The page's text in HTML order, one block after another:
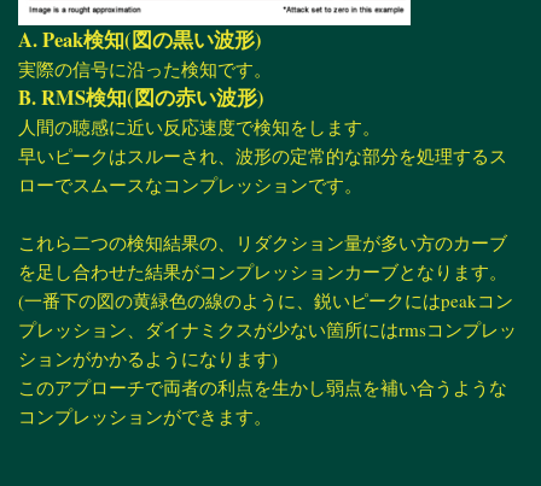
A. Peak検知(図の黒い波形)
実際の信号に沿った検知です。
B. RMS検知(図の赤い波形)
人間の聴感に近い反応速度で検知をします。
早いピークはスルーされ、波形の定常的な部分を処理するス
ローでスムースなコンプレッションです。
これら二つの検知結果の、リダクション量が多い方のカーブ
を足し合わせた結果がコンプレッションカーブとなります。
(一番下の図の黄緑色の線のように、鋭いピークにはpeakコン
プレッション、ダイナミクスが少ない箇所にはrmsコンプレッ
ションがかかるようになります)
このアプローチで両者の利点を生かし弱点を補い合うような
コンプレッションができます。